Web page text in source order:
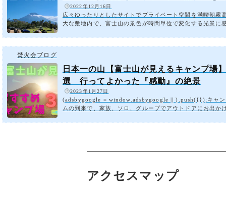
️2022年12月16日
広々ゆったりとしたサイトでプライベート空間を満喫朝霧
大な敷地内で、富士山の景色が時間単位で変化する光景に
の周辺にはキャンプ場が多数あり、キャンプの聖地【ふも
キャンプ場】も近くにあります。（ふもとっぱらキャンプ
は以前の記事で紹...
焚火会ブログ
日本一の山【富士山が見えるキャンプ場
選 行ってよかった『感動』の絶景
️2023年1月27日
(adsbygoogle = window.adsbygoogle || ).push({});キャン
ムの到来で、家族、ソロ、グループでアウトドアにお出か
プ場での絶景おすすめのキャンプ場を紹介します。朝霧ジ
アクセスマップ